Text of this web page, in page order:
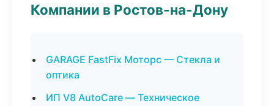
Компании в Ростов-на-Дону
GARAGE FastFix Моторс — Стекла и
оптика
ИП V8 AutoCare — Техническое